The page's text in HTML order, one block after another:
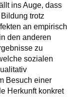
ins Auge, dass
trotz
an empirisch
den anderen
zu
sozialen
Besuch einer
Herkunft konkret